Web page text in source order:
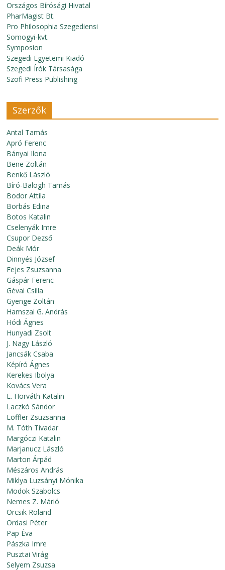
Országos Bírósági Hivatal
PharMagist Bt.
Pro Philosophia Szegediensi
Somogyi-kvt.
Symposion
Szegedi Egyetemi Kiadó
Szegedi Írók Társasága
Szofi Press Publishing
Szerzők
Antal Tamás
Apró Ferenc
Bányai Ilona
Bene Zoltán
Benkő László
Bíró-Balogh Tamás
Bodor Attila
Borbás Edina
Botos Katalin
Cselenyák Imre
Csupor Dezső
Deák Mór
Dinnyés József
Fejes Zsuzsanna
Gáspár Ferenc
Gévai Csilla
Gyenge Zoltán
Hamszai G. András
Hódi Ágnes
Hunyadi Zsolt
J. Nagy László
Jancsák Csaba
Képíró Ágnes
Kerekes Ibolya
Kovács Vera
L. Horváth Katalin
Laczkó Sándor
Löffler Zsuzsanna
M. Tóth Tivadar
Margóczi Katalin
Marjanucz László
Marton Árpád
Mészáros András
Miklya Luzsányi Mónika
Modok Szabolcs
Nemes Z. Márió
Orcsik Roland
Ordasi Péter
Pap Éva
Pászka Imre
Pusztai Virág
Selyem Zsuzsa